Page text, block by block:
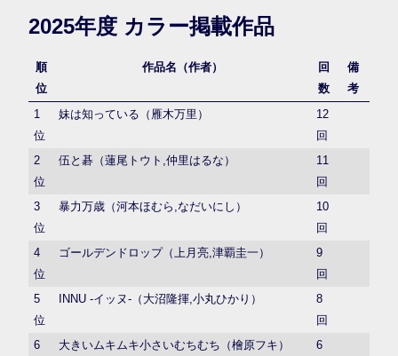
2025年度 カラー掲載作品
順
位
作品名（作者）
回
数
備
考
1
位
妹は知っている（雁木万里）
12
回
2
位
伍と碁（蓮尾トウト,仲里はるな）
11
回
3
位
暴力万歳（河本ほむら,なだいにし）
10
回
4
位
ゴールデンドロップ（上月亮,津覇圭一）
9
回
5
位
INNU -イッヌ-（大沼隆揮,小丸ひかり）
8
回
6
大きいムキムキ小さいむちむち（檜原フキ）
6